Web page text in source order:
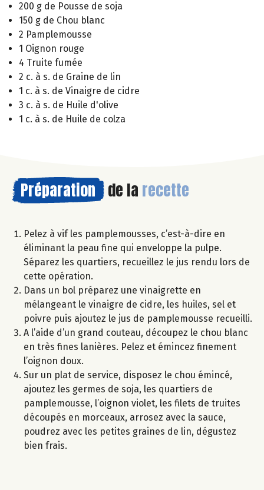
200 g de Pousse de soja
150 g de Chou blanc
2 Pamplemousse
1 Oignon rouge
4 Truite fumée
2 c. à s. de Graine de lin
1 c. à s. de Vinaigre de cidre
3 c. à s. de Huile d'olive
1 c. à s. de Huile de colza
Préparation de la recette
Pelez à vif les pamplemousses, c’est-à-dire en
éliminant la peau fine qui enveloppe la pulpe.
Séparez les quartiers, recueillez le jus rendu lors de
cette opération.
Dans un bol préparez une vinaigrette en
mélangeant le vinaigre de cidre, les huiles, sel et
poivre puis ajoutez le jus de pamplemousse recueilli.
A l’aide d’un grand couteau, découpez le chou blanc
en très fines lanières. Pelez et émincez finement
l’oignon doux.
Sur un plat de service, disposez le chou émincé,
ajoutez les germes de soja, les quartiers de
pamplemousse, l’oignon violet, les filets de truites
découpés en morceaux, arrosez avec la sauce,
poudrez avec les petites graines de lin, dégustez
bien frais.